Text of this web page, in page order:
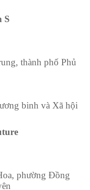
S
thành phố Phủ
binh và Xã hội
phường Đồng